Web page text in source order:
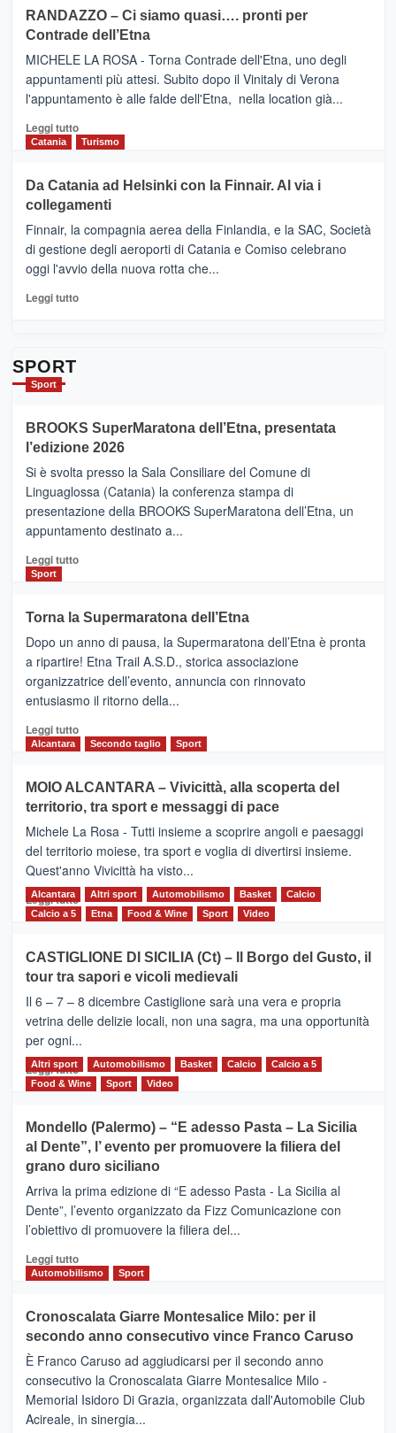
IL
NUOVO
SUMMER
CLUB
VIAGRANDE
(Ct)
–
Benanti
presenta
“Vino
&
Cultura
tappe
dell’enoturismo
RANDAZZO – Ci siamo quasi…. pronti per
Contrade dell’Etna
MICHELE LA ROSA - Torna Contrade dell'Etna, uno degli
appuntamenti più attesi. Subito dopo il Vinitaly di Verona
l'appuntamento è alle falde dell'Etna, nella location già...
Leggi tuttoLeggi
di
RANDAZZO
–
Ci
siamo
quasi….
pronti
per
Catania Turismo
Da Catania ad Helsinki con la Finnair. Al via i
collegamenti
Finnair, la compagnia aerea della Finlandia, e la SAC, Società
di gestione degli aeroporti di Catania e Comiso celebrano
oggi l'avvio della nuova rotta che...
Leggi tuttoLeggi
con
la
Al
via
i
collegamenti
SPORT
Sport
BROOKS SuperMaratona dell’Etna, presentata
l’edizione 2026
Si è svolta presso la Sala Consiliare del Comune di
Linguaglossa (Catania) la conferenza stampa di
presentazione della BROOKS SuperMaratona dell’Etna, un
appuntamento destinato a...
Leggi tuttoLeggi
BROOKS
SuperMaratona
dell’Etna,
presentata
l’edizione
2026
Sport
Torna la Supermaratona dell’Etna
Dopo un anno di pausa, la Supermaratona dell’Etna è pronta
a ripartire! Etna Trail A.S.D., storica associazione
organizzatrice dell’evento, annuncia con rinnovato
entusiasmo il ritorno della...
Leggi tuttoLeggi
Torna
la
Supermaratona
dell’Etna
Alcantara Secondo taglio Sport
MOIO ALCANTARA – Vivicittà, alla scoperta del
territorio, tra sport e messaggi di pace
Michele La Rosa - Tutti insieme a scoprire angoli e paesaggi
del territorio moiese, tra sport e voglia di divertirsi insieme.
Quest'anno Vivicittà ha visto...
Leggi tutto Leggi
MOIO
ALCANTARA
–
Vivicittà,
alla
scoperta
del
territorio,
e
messaggi
di
Alcantara Altri sport Automobilismo Basket
Calcio
Calcio a 5
Etna Food & Wine Sport Video
CASTIGLIONE DI SICILIA (Ct) – Il Borgo del Gusto, il
tour tra sapori e vicoli medievali
Il 6 – 7 – 8 dicembre Castiglione sarà una vera e propria
vetrina delle delizie locali, non una sagra, ma una opportunità
per ogni...
Leggi tuttoLeggi
di
CASTIGLIONE
DI
SICILIA
(Ct)
–
Il
Borgo
Gusto,
il
tra
sapori
vicoli
medievali
Altri sport Automobilismo Basket Calcio
Calcio a 5
Food & Wine
Sport Video
Mondello (Palermo) – “E adesso Pasta – La Sicilia
al Dente”, l’ evento per promuovere la filiera del
grano duro siciliano
Arriva la prima edizione di “E adesso Pasta - La Sicilia al
Dente”, l’evento organizzato da Fizz Comunicazione con
l’obiettivo di promuovere la filiera del...
Leggi tuttoLeggi
di
Mondello
(Palermo)
–
“E
adesso
Pasta
–
Automobilismo Sport
Cronoscalata Giarre Montesalice Milo: per il
secondo anno consecutivo vince Franco Caruso
È Franco Caruso ad aggiudicarsi per il secondo anno
consecutivo la Cronoscalata Giarre Montesalice Milo -
Memorial Isidoro Di Grazia, organizzata dall'Automobile Club
Acireale, in sinergia...